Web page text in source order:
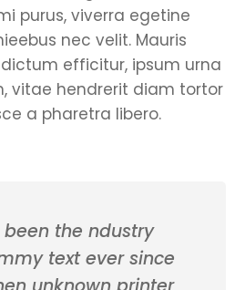
purus, viverra egetine
nec velit. Mauris
efficitur, ipsum urna
vitae hendrerit diam tortor
a pharetra libero.
been the ndustry
text ever since